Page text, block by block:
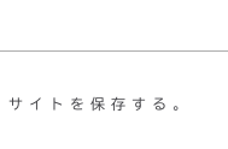
イトを保存する。